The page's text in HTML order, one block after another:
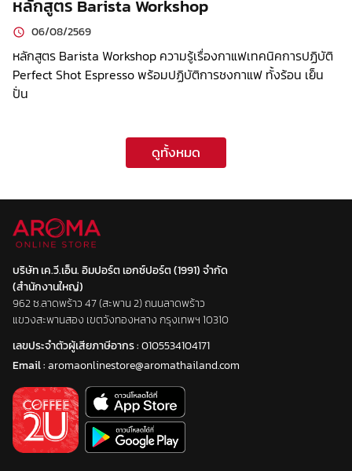
หลักสูตร Barista Workshop
06/08/2569
หลักสูตร Barista Workshop ความรู้เรื่องกาแฟเทคนิคการปฏิบัติ
Perfect Shot Espresso พร้อมปฏิบัติการชงกาแฟ ทั้งร้อน เย็น
ปั่น
ดูทั้งหมด
บริษัท เค.วี.เอ็น. อิมปอร์ต เอกซ์ปอร์ต (1991) จำกัด
(สำนักงานใหญ่)
962 ซ.ลาดพร้าว 47 (สะพาน 2) ถนนลาดพร้าว
แขวงสะพานสอง เขตวังทองหลาง กรุงเทพฯ 10310
เลขประจำตัวผู้เสียภาษีอากร :0105534104171
Email :aromaonlinestore@aromathailand.com